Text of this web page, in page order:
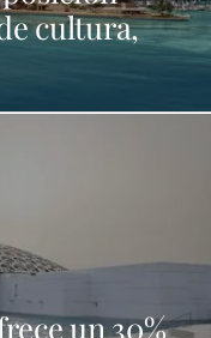
cultura,
un 30%